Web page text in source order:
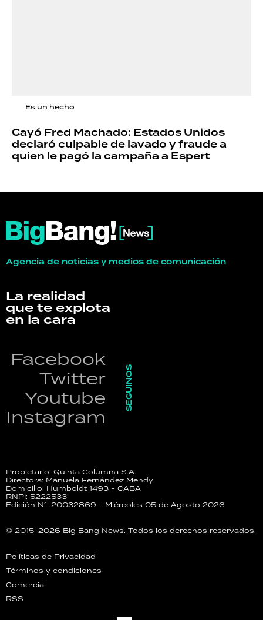
Es un hecho
Cayó Fred Machado: Estados Unidos
declaró culpable de lavado y fraude a
quien le pagó la campaña a Espert
Agencia de noticias y medios de comunicación
La realidad
que te explota
en la cara
Facebook
Twitter
Youtube
Instagram
SEGUINOS
Propietario: Quinta Columna S.A.
Directora: Manuela Fernández Mendy
Domicilio: Humboldt 1493 - CABA
RNPI: 5222533
Edición N°: 20032869 - Miércoles 05 de Agosto 2026
© 2015-2026 Big Bang News. Todos los derechos reservados.
Políticas de Privacidad
Términos y condiciones
Comercial
RSS